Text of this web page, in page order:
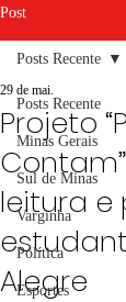
Post
Posts Recente
Minas Gerais
Sul de Minas
Varginha
Política
Esportes
Posts Recente
Projeto
leitura
Alegre
29 de mai.